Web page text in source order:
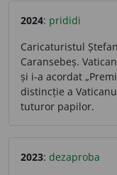
2024: prididi
Caricaturistul
Caransebeș.
și i-a acordat
distincție a
tuturor papilor.
2023: dezaproba